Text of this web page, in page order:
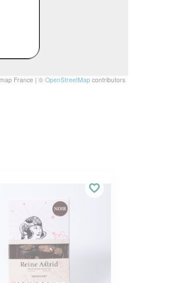
France | ©OpenStreetMap contributors